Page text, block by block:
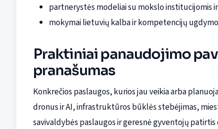
partnerystės modeliai su mokslo institucijomis
mokymai lietuvių kalba ir kompetencijų
Praktiniai panaudojimo
pranašumas
Konkrečios paslaugos, kurios jau veikia arba
dronus ir AI, infrastruktūros būklės stebėjimas,
savivaldybės paslaugos ir geresnė gyventojų